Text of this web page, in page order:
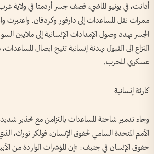
أدانت، في يونيو الماضي، قصف جسر أردمتا في ولاية
ممرات نقل المساعدات إلى دارفور وكردفان.
الجسر يهدد وصول الإمدادات الإنسانية إلى ملايين
النزاع إلى القبول بهدنة إنسانية تتيح إيصال
عسكري للحرب.
كارثة إنسانية
وجاء تدمير شاحنة المساعدات بالتزامن مع تحذير
الأمم المتحدة السامي لحقوق الإنسان، فولكر تورك،
حقوق الإنسان في جنيف: «إن المؤشرات الواردة من